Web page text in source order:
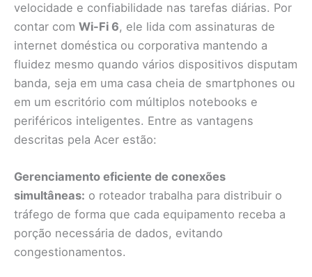
velocidade e confiabilidade nas tarefas diárias. Por
contar com Wi-Fi 6, ele lida com assinaturas de
internet doméstica ou corporativa mantendo a
fluidez mesmo quando vários dispositivos disputam
banda, seja em uma casa cheia de smartphones ou
em um escritório com múltiplos notebooks e
periféricos inteligentes. Entre as vantagens
descritas pela Acer estão:
Gerenciamento eficiente de conexões
simultâneas: o roteador trabalha para distribuir o
tráfego de forma que cada equipamento receba a
porção necessária de dados, evitando
congestionamentos.